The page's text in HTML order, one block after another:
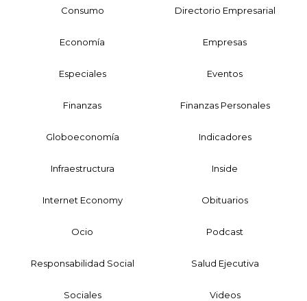
Consumo Directorio Empresarial
Economía Empresas
Especiales Eventos
Finanzas Finanzas Personales
Globoeconomía Indicadores
Infraestructura Inside
Internet Economy Obituarios
Ocio Podcast
Responsabilidad Social Salud Ejecutiva
Sociales Videos